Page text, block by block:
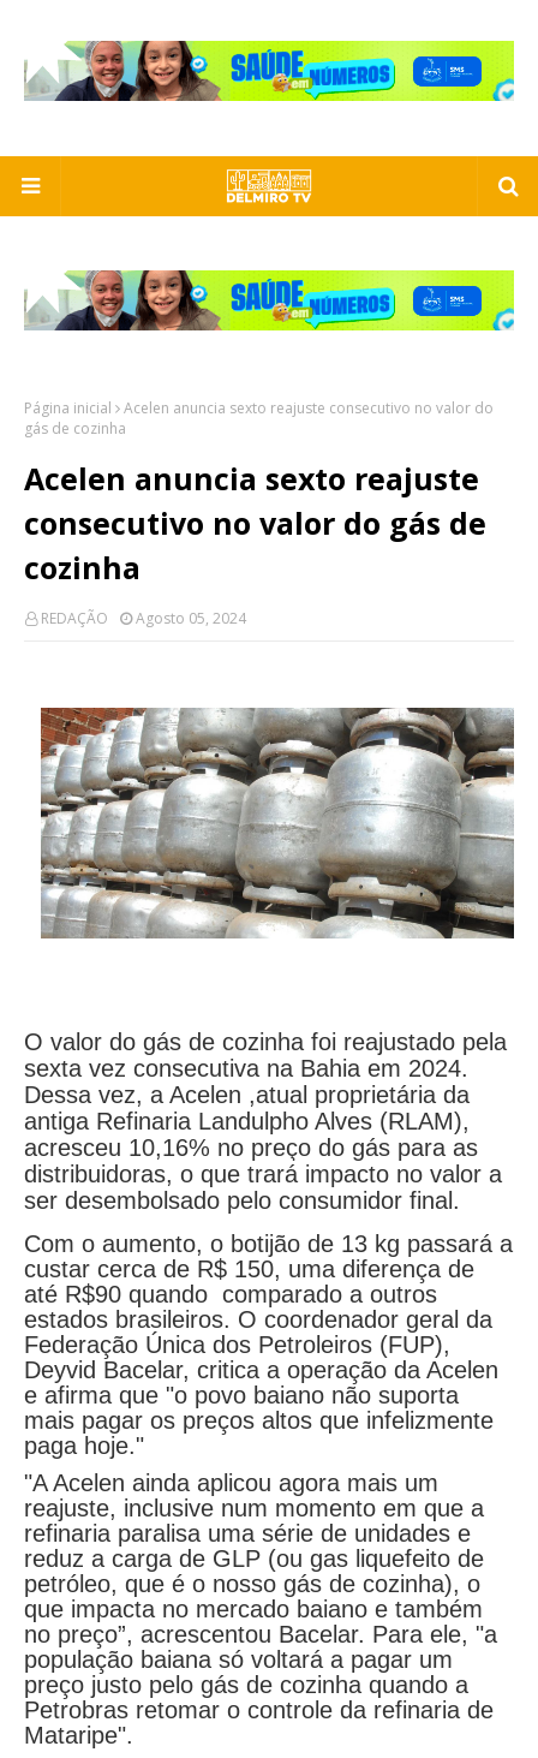
Página inicial
Acelen anuncia sexto reajuste consecutivo no valor do
gás de cozinha
Acelen anuncia sexto reajuste
consecutivo no valor do gás de
cozinha
REDAÇÃO Agosto 05, 2024
O valor do gás de cozinha foi reajustado pela
sexta vez consecutiva na Bahia em 2024.
Dessa vez, a Acelen ,atual proprietária da
antiga Refinaria Landulpho Alves (RLAM),
acresceu 10,16% no preço do gás para as
distribuidoras, o que trará impacto no valor a
ser desembolsado pelo consumidor final.
Com o aumento, o botijão de 13 kg passará a
custar cerca de R$ 150, uma diferença de
até R$90 quando comparado a outros
estados brasileiros. O coordenador geral da
Federação Única dos Petroleiros (FUP),
Deyvid Bacelar, critica a operação da Acelen
e afirma que "o povo baiano não suporta
mais pagar os preços altos que infelizmente
paga hoje."
"A Acelen ainda aplicou agora mais um
reajuste, inclusive num momento em que a
refinaria paralisa uma série de unidades e
reduz a carga de GLP (ou gas liquefeito de
petróleo, que é o nosso gás de cozinha), o
que impacta no mercado baiano e também
no preço”, acrescentou Bacelar. Para ele, "a
população baiana só voltará a pagar um
preço justo pelo gás de cozinha quando a
Petrobras retomar o controle da refinaria de
Mataripe".